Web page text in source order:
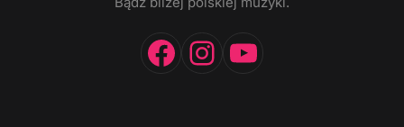
Facebook
Instagram